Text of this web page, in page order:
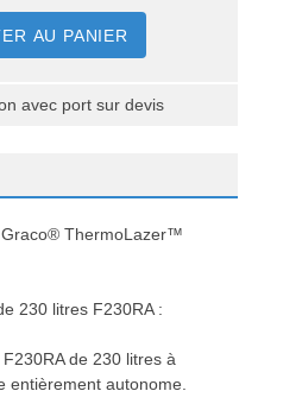
AU PANIER
avec port sur devis
Graco® ThermoLazer™
230 litres F230RA :
de 230 litres à
entièrement autonome.